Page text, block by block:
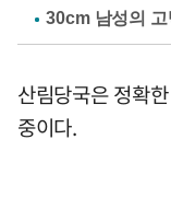
산림당국은 정확
중이다.